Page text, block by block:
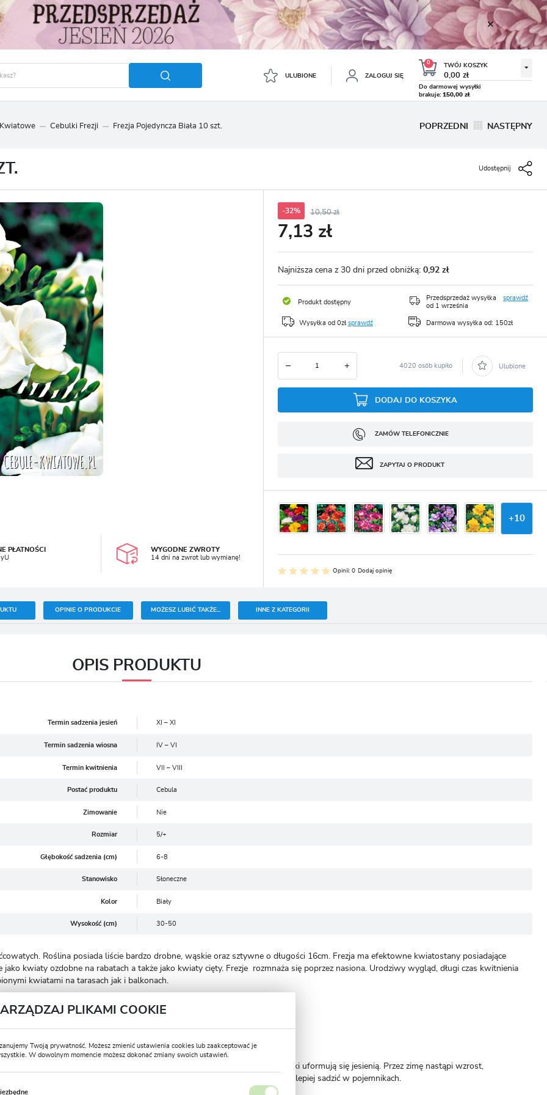
ULUBIONE ZALOGUJ SIĘ
Zapomniałem hasła
SIĘ
podgląd statusu realizacji zamówień
brak konieczności wprowadzania swoich danych przy kolejnych zakupach
0 TWÓJ KOSZYK
0,00 zł
8.99 zł 19.43 zł
KROKUS WIOSENNY MIX 50
19.99 zł 43.32 zł
Do darmowej wysyłki
brakuje: 150,00 zł
Cebulki Frezji Frezja Pojedyncza Biała 10 szt. POPRZEDNI NASTĘPNY
Udostępnij
PŁATNOŚCI
WYGODNE ZWROTY
14 dni na zwrot lub wymianę!
-32% 10,50 zł
7,13 zł
Najniższa cena z 30 dni przed obniżką: 0,92 zł
Produkt dostępny
Przedsprzedaż wysyłka
od 1 września
sprawdź
Wysyłka od 0zł sprawdź Darmowa wysyłka od: 150zł
4020 osób kupiło Ulubione
DODAJ DO KOSZYKA
ZAMÓW TELEFONICZNIE
ZAPYTAJ O PRODUKT
+10
Opinii: 0 Dodaj opinię
OPINIE O PRODUKCIE MOŻESZ LUBIĆ TAKŻE... INNE Z KATEGORII
OPIS PRODUKTU
Termin sadzenia jesień XI – XI
Termin sadzenia wiosna IV – VI
Termin kwitnienia VII – VIII
Postać produktu Cebula
Zimowanie Nie
Rozmiar 5/+
Głębokość sadzenia (cm) 6-8
Stanowisko Słoneczne
Kolor Biały
Wysokość (cm) 30-50
Roślina posiada liście bardzo drobne, wąskie oraz sztywne o długości 16cm. Frezja ma efektowne kwiatostany posiadające
jako kwiaty ozdobne na rabatach a także jako kwiaty cięty. Frezje rozmnaża się poprzez nasiona. Urodziwy wygląd, długi czas kwitnienia
kwiatami na tarasach jak i balkonach.
lub lekko zacienione.
próchnicy.
cebulki, zasadź je kierując spiczastą końcówką ku górze. Korzenie oraz kiełki uformują się jesienią. Przez zimę nastąpi wzrost,
sadzenia przypada od kwietnia do maja. Cebulki wrażliwe na mróz, najlepiej sadzić w pojemnikach.
PLIKAMI COOKIE
Twoją prywatność. Możesz zmienić ustawienia cookies lub zaakceptować je
W dowolnym momencie możesz dokonać zmiany swoich ustawień.